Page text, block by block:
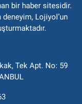
bir haber sitesidir.
deneyim, Lojiyol’un
Tek Apt. No: 59